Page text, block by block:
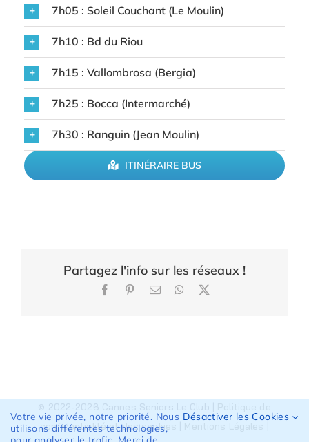
7h05 : Soleil Couchant (Le Moulin)
7h10 : Bd du Riou
7h15 : Vallombrosa (Bergia)
7h25 : Bocca (Intermarché)
7h30 : Ranguin (Jean Moulin)
ITINÉRAIRE BUS
Partagez l'info sur les réseaux !
FacebookPinterest
Email WhatsApp
confidentialité et des cookies
Votre vie privée, notre priorité. Nous
utilisons différentes technologies,
Désactiver les Cookies